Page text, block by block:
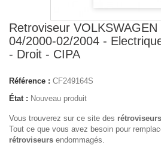
Retroviseur VOLKSWAGEN
04/2000-02/2004 -
- Droit - CIPA
Référence : CF249164S
État : Nouveau produit
Vous trouverez sur ce site des
Tout ce que vous avez besoin pour
rétroviseurs endommagés.